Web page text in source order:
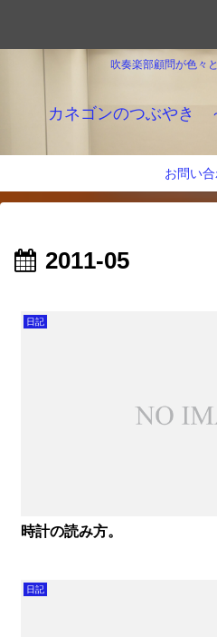
吹奏楽部顧問が色々
カネゴンのつぶやき
お問い
2011-05
日記
時計の読み方。
日記